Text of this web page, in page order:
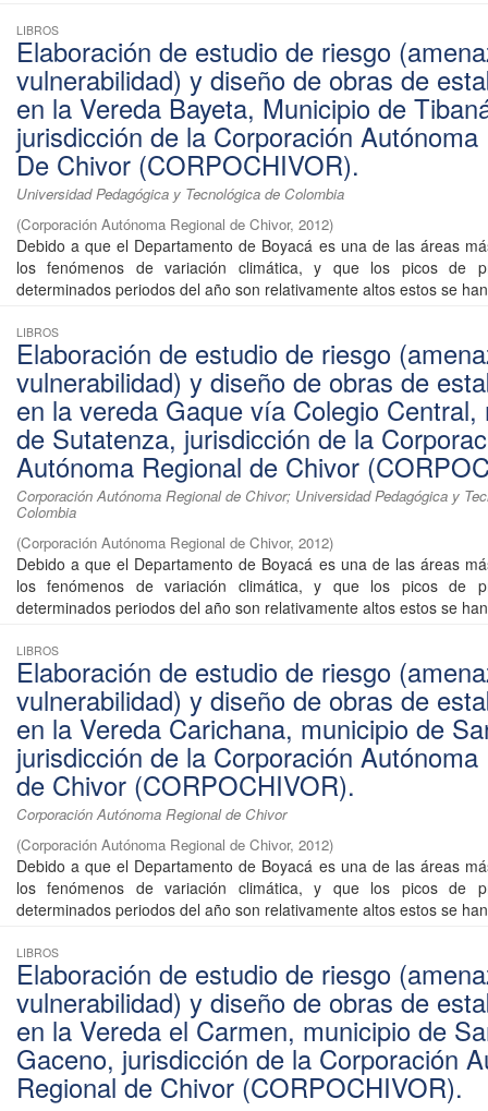
LIBROS
Elaboración de estudio de riesgo
vulnerabilidad) y diseño de obras de
en la Vereda Bayeta, Municipio de
jurisdicción de la Corporación Autónoma
De Chivor (CORPOCHIVOR).
Universidad Pedagógica y Tecnológica de Colombia
(Corporación Autónoma Regional de Chivor, 2012)
Debido a que el Departamento de Boyacá es una de las áreas
los fenómenos de variación climática, y que los picos de
determinados periodos del año son relativamente altos estos se
LIBROS
Elaboración de estudio de riesgo
vulnerabilidad) y diseño de obras de
en la vereda Gaque vía Colegio Central,
de Sutatenza, jurisdicción de la
Autónoma Regional de Chivor
Corporación Autónoma Regional de Chivor; Universidad Pedagógica y
Colombia
(Corporación Autónoma Regional de Chivor, 2012)
Debido a que el Departamento de Boyacá es una de las áreas
los fenómenos de variación climática, y que los picos de
determinados periodos del año son relativamente altos estos se
LIBROS
Elaboración de estudio de riesgo
vulnerabilidad) y diseño de obras de
en la Vereda Carichana, municipio de
jurisdicción de la Corporación Autónoma
de Chivor (CORPOCHIVOR).
Corporación Autónoma Regional de Chivor
(Corporación Autónoma Regional de Chivor, 2012)
Debido a que el Departamento de Boyacá es una de las áreas
los fenómenos de variación climática, y que los picos de
determinados periodos del año son relativamente altos estos se
LIBROS
Elaboración de estudio de riesgo
vulnerabilidad) y diseño de obras de
en la Vereda el Carmen, municipio de
Gaceno, jurisdicción de la Corporación
Regional de Chivor (CORPOCHIVOR).